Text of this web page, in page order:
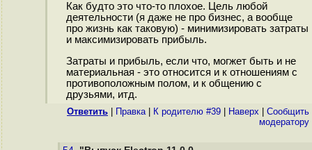
Как будто это что-то плохое. Цель любой
деятельности (я даже не про бизнес, а вообще
про жизнь как таковую) - минимизировать затраты
и максимизировать прибыль.
Затраты и прибыль, если что, могжет быть и не
материальная - это относится и к отношениям с
противоположным полом, и к общению с
друзьями, итд.
Ответить Правка| К родителю #39 Наверх
Cообщить
модератору